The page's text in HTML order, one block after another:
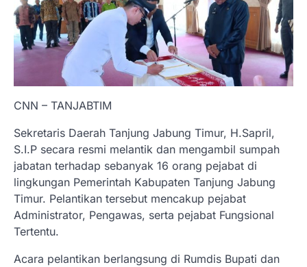
CNN – TANJABTIM
Sekretaris Daerah Tanjung Jabung Timur, H.Sapril,
S.I.P secara resmi melantik dan mengambil sumpah
jabatan terhadap sebanyak 16 orang pejabat di
lingkungan Pemerintah Kabupaten Tanjung Jabung
Timur. Pelantikan tersebut mencakup pejabat
Administrator, Pengawas, serta pejabat Fungsional
Tertentu.
Acara pelantikan berlangsung di Rumdis Bupati dan